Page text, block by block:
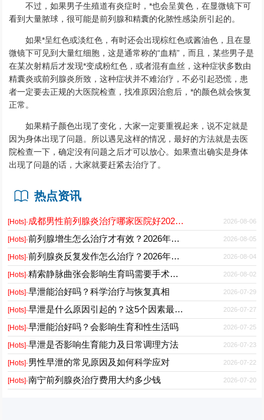
不过，如果男子生殖道有炎症时，*也会呈黄色，在显微镜下可
看到大量脓球，很可能是前列腺和精囊的化脓性感染所引起的。
如果*呈红色或淡红色，有时还会出现棕红色或酱油色，且在显
微镜下可见到大量红细胞，这是通常称的“血精”，而且，某些男子是
在某次射精后才发现*变成粉红色，或者混有血丝，这种症状多数由
精囊炎或前列腺炎所致，这种症状并不难治疗，不必引起恐慌，患
者一定要去正规的大医院检查，找准原因治愈后，*的颜色就会恢复
正常。
如果精子颜色出现了变化，大家一定要重视起来，说不定就是
因为身体出现了问题。所以遇见这样的情况，最好的方法就是去医
院检查一下，确定没有问题之后才可以放心。如果查出确实是身体
出现了问题的话，大家就要赶紧去治疗了。
热点资讯
[Hots]·成都男性前列腺炎治疗哪家医院好2026正规男科专科推荐 2026-08-06
[Hots]·前列腺增生怎么治疗才有效？2026年最新诊疗方案与护理要点 2026-08-05
[Hots]·前列腺炎反复发作怎么治疗？2026年科学用药与日常护理指南 2026-08-04
[Hots]·精索静脉曲张会影响生育吗需要手术吗能自愈吗 2026-08-02
[Hots]·早泄能治好吗？科学治疗与恢复真相 2026-07-29
[Hots]·早泄是什么原因引起的？这5个因素最常见 2026-07-27
[Hots]·早泄能治好吗？会影响生育和性生活吗 2026-07-25
[Hots]·早泄是否影响生育能力及日常调理方法 2026-07-23
[Hots]·男性早泄的常见原因及如何科学应对 2026-07-22
[Hots]·南宁前列腺炎治疗费用大约多少钱 2026-07-20